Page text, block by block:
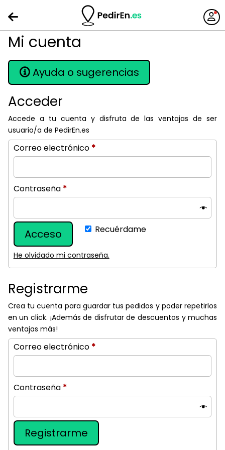
Mi cuenta
Ayuda o sugerencias
Acceder
Accede a tu cuenta y disfruta de las ventajas de ser
usuario/a de PedirEn.es
Correo electrónico *Obligatorio
Contraseña *Obligatorio
Recuérdame
Acceso
He olvidado mi contraseña.
Registrarme
Crea tu cuenta para guardar tus pedidos y poder repetirlos
en un click. ¡Además de disfrutar de descuentos y muchas
ventajas más!
Correo electrónico *Obligatorio
Contraseña *Obligatorio
Registrarme